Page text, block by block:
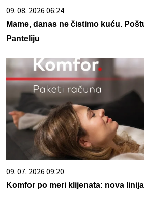
09. 08. 2026 06:24
Mame, danas ne čistimo kuću.
Panteliju
09. 07. 2026 09:20
Komfor po meri klijenata: nova